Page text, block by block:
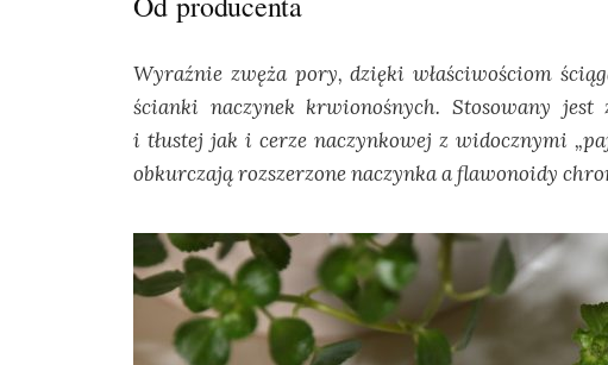
Wyraźnie zwęża pory, dzięki właściwościom
ścianki naczynek krwionośnych. Stosowany
i tłustej jak i cerze naczynkowej z widocznymi
obkurczają rozszerzone naczynka a flawonoidy